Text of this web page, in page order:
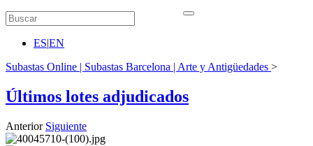
ES|EN
Subastas Online | Subastas Barcelona | Arte y Antigüedades >
Últimos lotes adjudicados
Anterior Siguiente